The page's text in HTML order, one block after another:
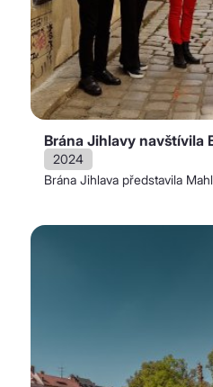
Brána Jihlavy navštívila
2024
Brána Jihlava představila